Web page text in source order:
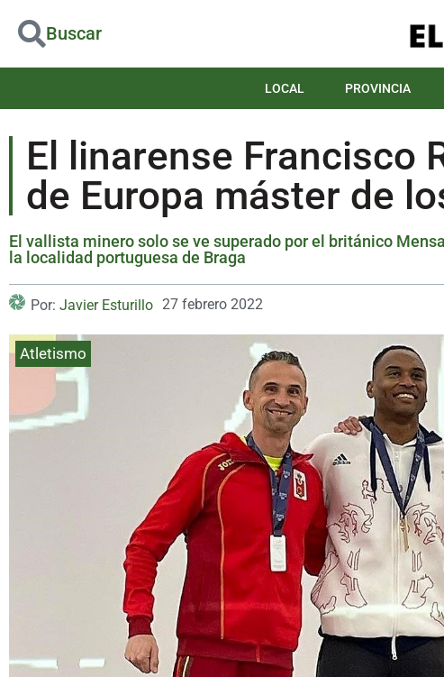
Buscar
LOCAL PROVINCIA
El linarense Francisco
de Europa máster de
El vallista minero solo se ve superado por el británico
la localidad portuguesa de Braga
Por: Javier Esturillo 27 febrero 2022
Atletismo